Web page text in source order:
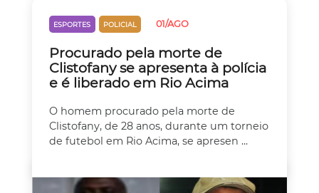
ESPORTES POLICIAL 01/AGO
Procurado pela morte de
Clistofany se apresenta à polícia
e é liberado em Rio Acima
O homem procurado pela morte de
Clistofany, de 28 anos, durante um torneio
de futebol em Rio Acima, se apresen ...